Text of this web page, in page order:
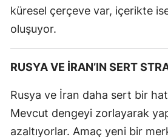
küresel çerçeve var, içerikte
oluşuyor.
RUSYA VE İRAN’IN SERT
Rusya ve İran daha sert bir
Mevcut dengeyi zorlayarak
azaltıyorlar. Amaç yeni bir